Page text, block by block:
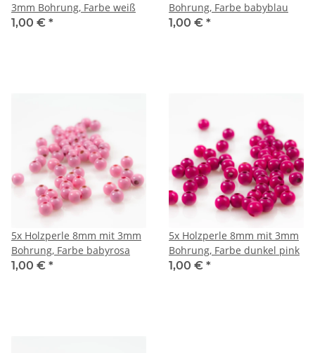
3mm Bohrung, Farbe weiß
1,00 € *
Bohrung, Farbe babyblau
1,00 € *
5x Holzperle 8mm mit 3mm
Bohrung, Farbe babyrosa
1,00 € *
5x Holzperle 8mm mit 3mm
Bohrung, Farbe dunkel pink
1,00 € *